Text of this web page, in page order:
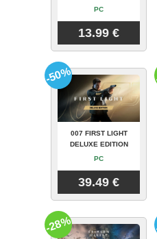
PC
13.99 €
007 FIRST LIGHT
DELUXE EDITION
PC
39.49 €
-50%
-28%